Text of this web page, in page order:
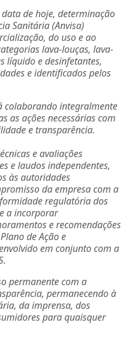
data de hoje, determinação
Sanitária (Anvisa)
do uso e ao
lava-louças, lava-
líquido e desinfetantes,
e identificados pelos
colaborando integralmente
as ações necessárias com
e transparência.
e avaliações
e laudos independentes,
às autoridades
da empresa com a
regulatória dos
a incorporar
e recomendações
de Ação e
em conjunto com a
permanente com a
permanecendo à
da imprensa, dos
para quaisquer